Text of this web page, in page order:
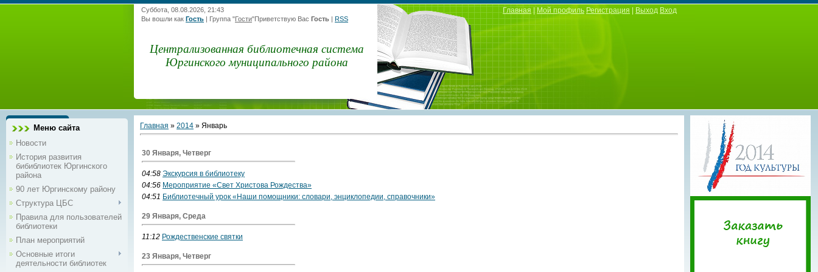
Суббота, 08.08.2026, 21:43
Вы вошли как Гость | Группа "Гости"Приветствую Вас Гость | RSS
Централизованная библиотечная система
Юргинского муниципального района
Главная|Мой профиль Регистрация Выход Вход
Меню сайта
Новости
История развития
бибиблиотек Юргинского
района
90 лет Юргинскому району
Структура ЦБС
Правила для пользователей
библиотеки
План мероприятий
Основные итоги
деятельности библиотек
Главная » 2014 » Январь
30 Января, Четверг
04:58 Экскурсия в библиотеку
04:56 Мероприятие «Свет Христова Рождества»
04:51 Библиотечный урок «Наши помощники: словари, энциклопедии, справочники»
29 Января, Среда
11:12 Рождественские святки
23 Января, Четверг